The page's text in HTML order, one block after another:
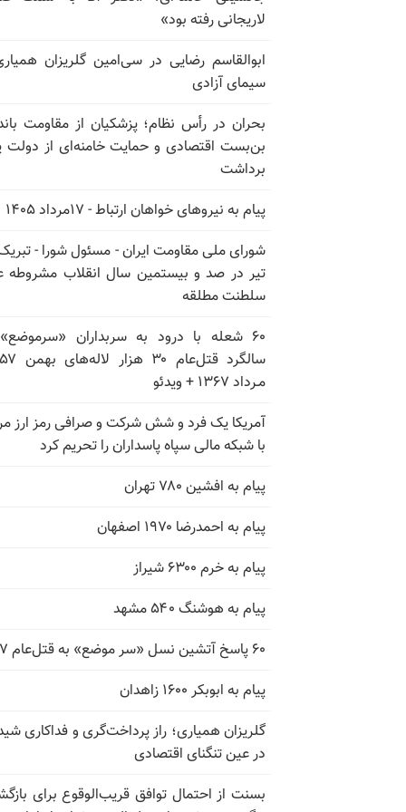
لاریجانی رفته بود»
ابوالقاسم رضایی در سی‌امین گلریزان
سیمای آزادی
بحران در رأس نظام؛ پزشکیان از مقاومت
بن‌بست اقتصادی و حمایت خامنه‌ای از دولت
برداشت
پیام به نیروهای خواهان ارتباط - ۱۷مرداد ۱۴۰۵
تیر در صد و بیستمین سال انقلاب مشروطه
سلطنت مطلقه
۶۰ شعله با درود به سربداران
مـرداد ۱۳۶۷ + ویدئو
آمریکا یک فرد و شش شرکت و صرافی رمز ارز
با شبکه مالی سپاه پاسداران را تحریم کرد
پیام به افشین ۷۸۰ تهران
پیام به احمدرضا ۱۹۷۰ اصفهان
پیام به خرم ۶۳۰۰ شیراز
پیام به هوشنگ ۵۴۰ مشهد
۶۰ پاسخ آتشین نسل «سر موضع» به قتل‌عام ۶۷
پیام به ابوبکر ۱۶۰۰ زاهدان
گلریزان همیاری؛ راز پرداخت‌گری و فداکاری
در عین تنگنای اقتصادی
بسنت از احتمال توافق قریب‌الوقوع برای